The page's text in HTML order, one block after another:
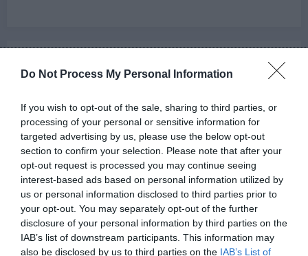
Do Not Process My Personal Information
If you wish to opt-out of the sale, sharing to third parties, or
processing of your personal or sensitive information for
targeted advertising by us, please use the below opt-out
section to confirm your selection. Please note that after your
opt-out request is processed you may continue seeing
interest-based ads based on personal information utilized by
us or personal information disclosed to third parties prior to
your opt-out. You may separately opt-out of the further
disclosure of your personal information by third parties on the
IAB’s list of downstream participants. This information may
also be disclosed by us to third parties on the IAB’s List of
On vous dit pourquoi le brossage des dents
Next post
Ces phrases rendront votre couple plus stable
et plus solide !
ARTICLES EN LIEN